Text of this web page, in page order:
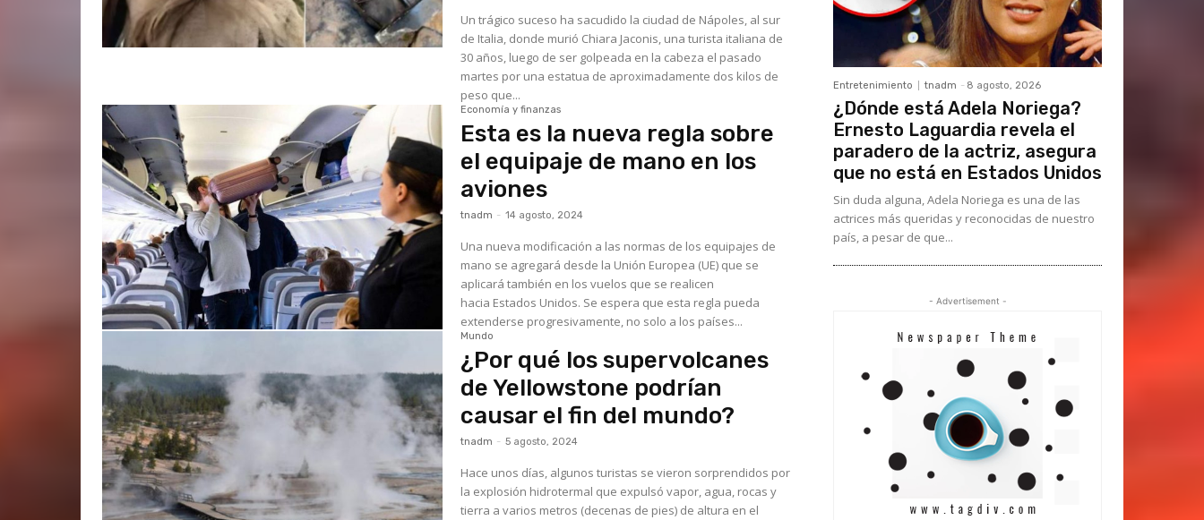
Un trágico suceso ha sacudido la ciudad de Nápoles, al sur
de Italia, donde murió Chiara Jaconis, una turista italiana de
30 años, luego de ser golpeada en la cabeza el pasado
martes por una estatua de aproximadamente dos kilos de
peso que...
Economía y finanzas
Esta es la nueva regla sobre
el equipaje de mano en los
aviones
tnadm - 14 agosto, 2024
Una nueva modificación a las normas de los equipajes de
mano se agregará desde la Unión Europea (UE) que se
aplicará también en los vuelos que se realicen
hacia Estados Unidos. Se espera que esta regla pueda
extenderse progresivamente, no solo a los países...
Mundo
¿Por qué los supervolcanes
de Yellowstone podrían
causar el fin del mundo?
tnadm - 5 agosto, 2024
Hace unos días, algunos turistas se vieron sorprendidos por
la explosión hidrotermal que expulsó vapor, agua, rocas y
tierra a varios metros (decenas de pies) de altura en el
Entretenimiento tnadm - 8 agosto, 2026
¿Dónde está Adela Noriega?
Ernesto Laguardia revela el
paradero de la actriz, asegura
que no está en Estados Unidos
Sin duda alguna, Adela Noriega es una de las
actrices más queridas y reconocidas de nuestro
país, a pesar de que...
- Advertisement -